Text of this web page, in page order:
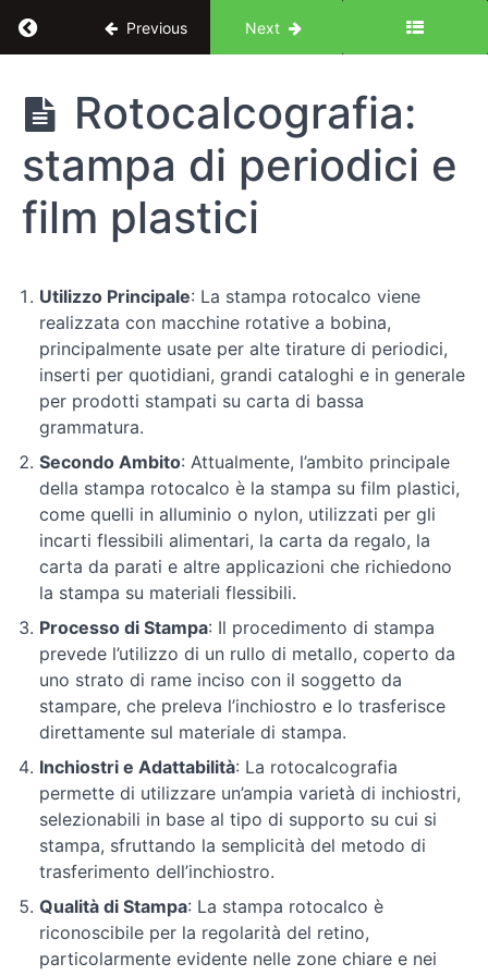
Return to course: I segreti della grafica
Previous Next
I segreti della
grafica
professionale
Introduzione
alla
stampa
Stampa
grafica
Colori
Rotocalcografia:
stampa di periodici e
film plastici
Utilizzo Principale: La stampa rotocalco viene
realizzata con macchine rotative a bobina,
principalmente usate per alte tirature di periodici,
inserti per quotidiani, grandi cataloghi e in generale
per prodotti stampati su carta di bassa
grammatura.
Secondo Ambito: Attualmente, l’ambito principale
della stampa rotocalco è la stampa su film plastici,
come quelli in alluminio o nylon, utilizzati per gli
incarti flessibili alimentari, la carta da regalo, la
carta da parati e altre applicazioni che richiedono
la stampa su materiali flessibili.
Processo di Stampa: Il procedimento di stampa
prevede l’utilizzo di un rullo di metallo, coperto da
uno strato di rame inciso con il soggetto da
stampare, che preleva l’inchiostro e lo trasferisce
direttamente sul materiale di stampa.
Inchiostri e Adattabilità: La rotocalcografia
permette di utilizzare un’ampia varietà di inchiostri,
selezionabili in base al tipo di supporto su cui si
stampa, sfruttando la semplicità del metodo di
trasferimento dell’inchiostro.
Qualità di Stampa: La stampa rotocalco è
riconoscibile per la regolarità del retino,
particolarmente evidente nelle zone chiare e nei